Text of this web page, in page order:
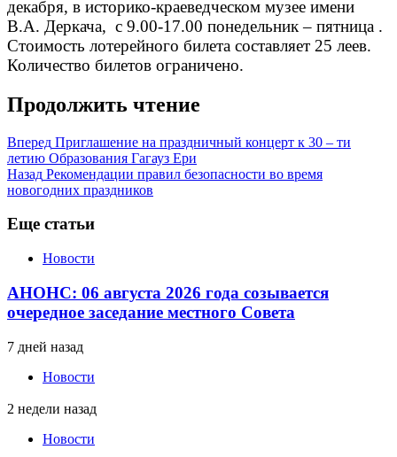
декабря, в историко-краеведческом музее имени
В.А. Деркача, с 9.00-17.00 понедельник – пятница .
Стоимость лотерейного билета составляет 25 леев.
Количество билетов ограничено.
Продолжить чтение
Вперед Приглашение на праздничный концерт к 30 – ти
летию Образования Гагауз Ери
Назад Рекомендации правил безопасности во время
новогодних праздников
Еще статьи
Новости
АНОНС: 06 августа 2026 года созывается
очередное заседание местного Совета
7 дней назад
Новости
2 недели назад
Новости